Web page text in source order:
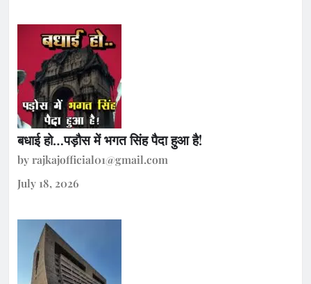
बधाई हो…पड़ौस में भगत सिंह पैदा हुआ है!
by rajkajofficial01@gmail.com
July 18, 2026